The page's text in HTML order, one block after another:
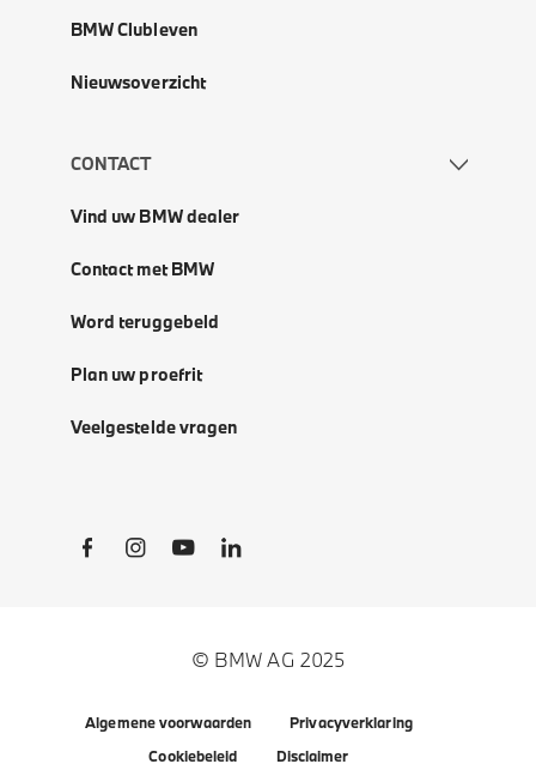
BMW Clubleven
Nieuwsoverzicht
CONTACT
Vind uw BMW dealer
Contact met BMW
Word teruggebeld
Plan uw proefrit
Veelgestelde vragen
Social Links
© BMW AG 2025
Algemene voorwaarden
Privacyverklaring
Cookiebeleid
Disclaimer